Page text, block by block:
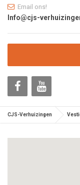
Email ons!
Info@cjs-
CJS-Verhuizingen